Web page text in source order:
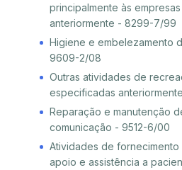
principalmente às
anteriormente - 8299-7/99
Higiene e embelezamento
9609-2/08
Outras atividades de
especificadas
Reparação e manutenção
comunicação - 9512-6/00
Atividades de
apoio e assistência a